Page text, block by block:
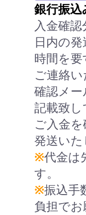
銀行振込
入金確
日内の
時間を
ご連絡
確認メ
記載致し
ご入金
発送いた
※代金は
す。
※振込手
負担でお